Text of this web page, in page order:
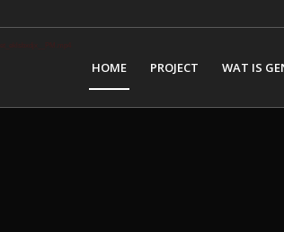
HOME PROJECT WAT IS